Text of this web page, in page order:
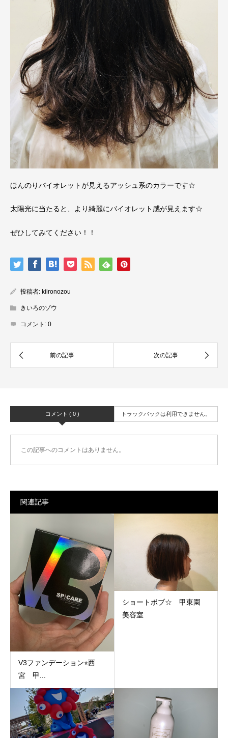
ほんのりバイオレットが見えるアッシュ系のカラーです☆
太陽光に当たると、より綺麗にバイオレット感が見えます☆
ぜひしてみてください！！
投稿者: kiironozou
きいろのゾウ
コメント: 0
コメント ( 0 ) トラックバックは利用できません。
この記事へのコメントはありません。
関連記事
V3ファンデーション⭐︎西
宮 甲...
ショートボブ☆ 甲東園
美容室